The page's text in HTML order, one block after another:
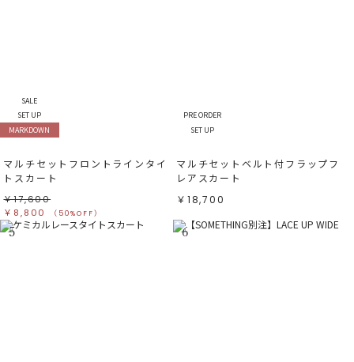
SALE
SET UP
MARKDOWN
マルチセットフロントラインタイ
トスカート
￥17,600
￥8,800
（50%OFF）
PRE ORDER
SET UP
マルチセットベルト付フラップフ
レアスカート
￥18,700
5 6